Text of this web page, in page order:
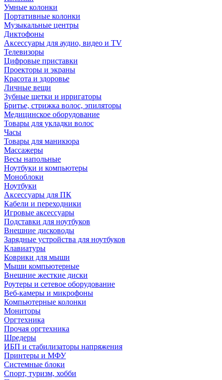
Умные колонки
Портативные колонки
Музыкальные центры
Диктофоны
Аксессуары для аудио, видео и TV
Телевизоры
Цифровые приставки
Проекторы и экраны
Красота и здоровье
Личные вещи
Зубные щетки и ирригаторы
Бритье, стрижка волос, эпиляторы
Медицинское оборудование
Товары для укладки волос
Часы
Товары для маникюра
Массажеры
Весы напольные
Ноутбуки и компьютеры
Моноблоки
Ноутбуки
Аксессуары для ПК
Кабели и переходники
Игровые аксессуары
Подставки для ноутбуков
Внешние дисководы
Зарядные устройства для ноутбуков
Клавиатуры
Коврики для мыши
Мыши компьютерные
Внешние жесткие диски
Роутеры и сетевое оборудование
Веб-камеры и микрофоны
Компьютерные колонки
Мониторы
Оргтехника
Прочая оргтехника
Шредеры
ИБП и стабилизаторы напряжения
Принтеры и МФУ
Системные блоки
Спорт, туризм, хобби